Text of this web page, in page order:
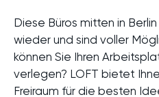
Diese Büros mitten in
wieder und sind voller
können Sie Ihren
verlegen? LOFT bietet
Freiraum für die besten